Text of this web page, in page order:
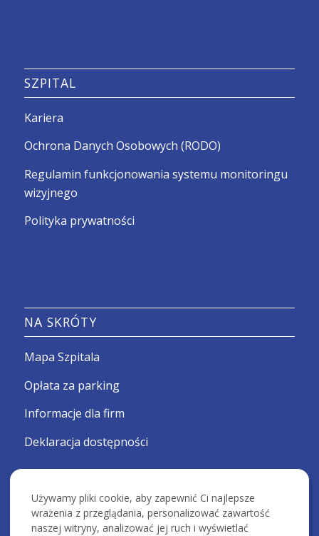
SZPITAL
Kariera
Ochrona Danych Osobowych (RODO)
Regulamin funkcjonowania systemu monitoringu
wizyjnego
Polityka prywatności
NA SKRÓTY
Mapa Szpitala
Opłata za parking
Informacje dla firm
Deklaracja dostępności
Używamy pliki cookie, aby zapewnić Ci najlepsze
wrażenia z przeglądania, personalizować zawartość
naszej witryny, analizować jej ruch i wyświetlać